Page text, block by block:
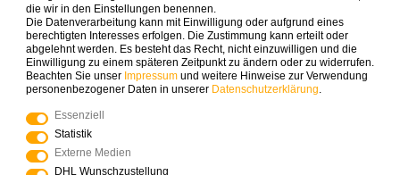
Mehr Spielinspiration gefällig?
© Copyright 2025 Logoplay-Holzspiele Alle Rechte
vorbehalten
die wir in den Einstellungen benennen.
Die Datenverarbeitung kann mit Einwilligung oder aufgrund eines
berechtigten Interesses erfolgen. Die Zustimmung kann erteilt oder
abgelehnt werden. Es besteht das Recht, nicht einzuwilligen und die
Einwilligung zu einem späteren Zeitpunkt zu ändern oder zu widerrufen.
Beachten Sie unser Impressum und weitere Hinweise zur Verwendung
personenbezogener Daten in unserer Daten­schutz­erklärung.
Essenziell
Statistik
Externe Medien
DHL Wunschzustellung